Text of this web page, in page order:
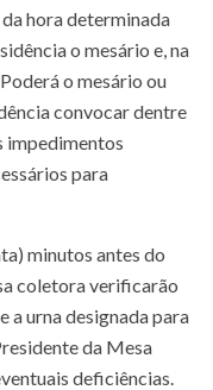
hora determinada
o mesário e, na
o mesário ou
convocar dentre
impedimentos
para
minutos antes do
coletora verificarão
a urna designada para
da Mesa
deficiências.